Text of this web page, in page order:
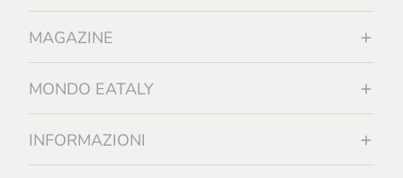
MAGAZINE
MONDO EATALY
INFORMAZIONI